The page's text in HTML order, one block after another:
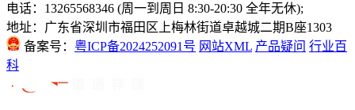
电话：13265568346 (周一到周日 8:30-20:30 全年无休);
地址：广东省深圳市福田区上梅林街道卓越城二期B座1303
备案号： 粤ICP备2024252091号 网站XML 产品疑问 行业百
科